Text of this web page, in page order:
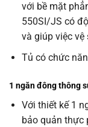
với bề mặt
550SI/JS có
và giúp việc vệ
Tủ có chức
1 ngăn đông thông
Với thiết kế 1
bảo quản thực